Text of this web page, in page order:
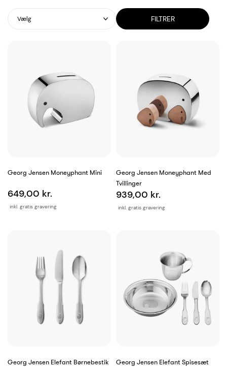
Vælg FILTRER
Georg Jensen Moneyphant Mini
inkl. gratis gravering
649,00 kr.
Georg Jensen Moneyphant Med
Tvillinger
inkl. gratis gravering
939,00 kr.
Georg Jensen Elefant Børnebestik Georg Jensen Elefant Spisesæt